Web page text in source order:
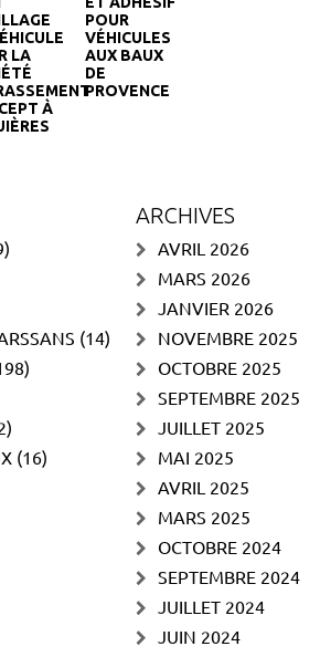
LA
À
POUR
VÉHICULES
AUX BAUX
DE
PROVENCE
(14)
(16)
ARCHIVES
AVRIL 2026
MARS 2026
JANVIER 2026
NOVEMBRE 2025
OCTOBRE 2025
SEPTEMBRE 2025
JUILLET 2025
MAI 2025
AVRIL 2025
MARS 2025
OCTOBRE 2024
SEPTEMBRE 2024
JUILLET 2024
JUIN 2024